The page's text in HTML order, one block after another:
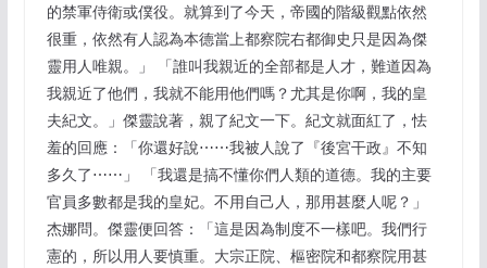
的禁軍侍衛或僕役。就算到了今天，帝國的階級觀點依然
很重，依然有人認為本德當上都察院右都御史只是因為傑
靈用人唯親。」 「誰叫我親近的全部都是人才，難道因為
我親近了他們，我就不能用他們嗎？尤其是你啊，我的皇
夫紀文。」傑靈說著，親了紀文一下。紀文就面紅了，怯
羞的回應：「你還好說⋯⋯我被人說了『後宮干政』不知
多久了⋯⋯」 「我還是搞不懂你們人類的道德。我的主要
官員多數都是我的皇妃。不用自己人，那用甚麼人呢？」
杰娜問。傑靈便回答：「這是因為制度不一樣吧。我們行
憲的，所以用人要慎重。大宗正院、樞密院和都察院用甚